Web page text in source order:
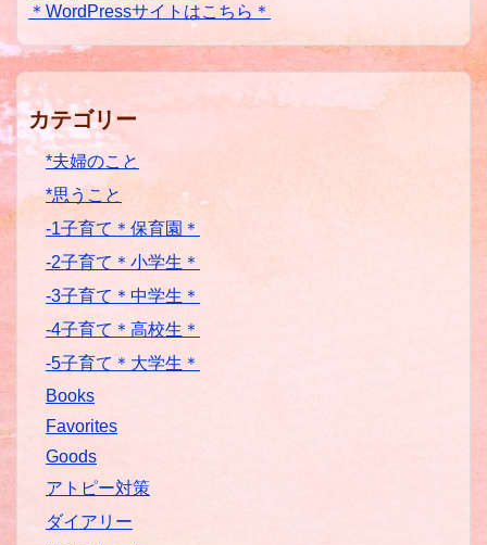
＊WordPressサイトはこちら＊
カテゴリー
*夫婦のこと
*思うこと
-1子育て＊保育園＊
-2子育て＊小学生＊
-3子育て＊中学生＊
-4子育て＊高校生＊
-5子育て＊大学生＊
Books
Favorites
Goods
アトピー対策
ダイアリー